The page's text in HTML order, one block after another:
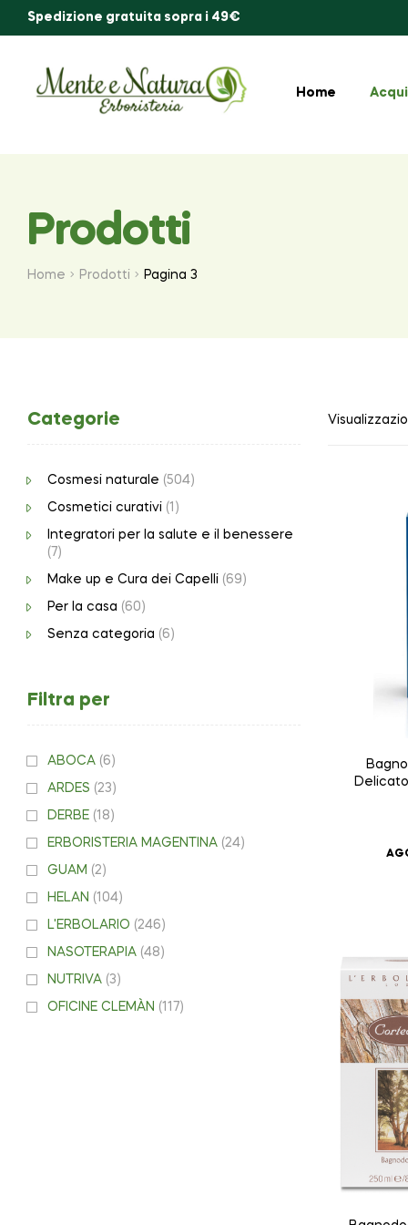
Spedizione gratuita sopra i 49€
Home
Prodotti
Home Prodotti Pagina 3
Delicato
Categorie
Cosmesi naturale (504)
Cosmetici curativi (1)
Integratori per la salute e il benessere
(7)
Make up e Cura dei Capelli (69)
Per la casa (60)
Senza categoria (6)
Filtra per
ABOCA (6)
ARDES (23)
DERBE (18)
ERBORISTERIA MAGENTINA (24)
GUAM (2)
HELAN (104)
L'ERBOLARIO (246)
NASOTERAPIA (48)
NUTRIVA (3)
OFICINE CLEMÀN (117)